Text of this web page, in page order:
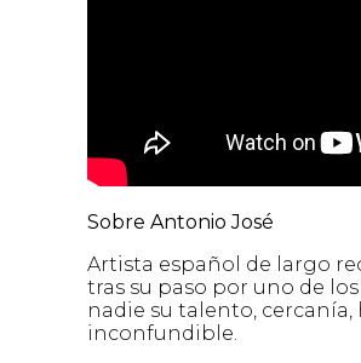
Sobre Antonio José
Artista español de largo
tras su paso por uno de
nadie su talento,
inconfundible.